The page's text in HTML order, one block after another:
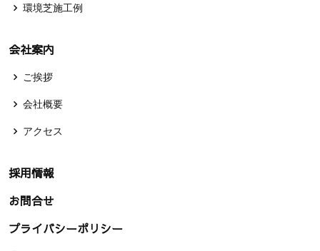
環境芝施工例
会社案内
ご挨拶
会社概要
アクセス
採用情報
お問合せ
プライバシーポリシー